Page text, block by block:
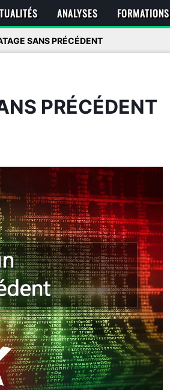
ANALYSES FORMATIONS
SANS PRÉCÉDENT
PRÉCÉDENT